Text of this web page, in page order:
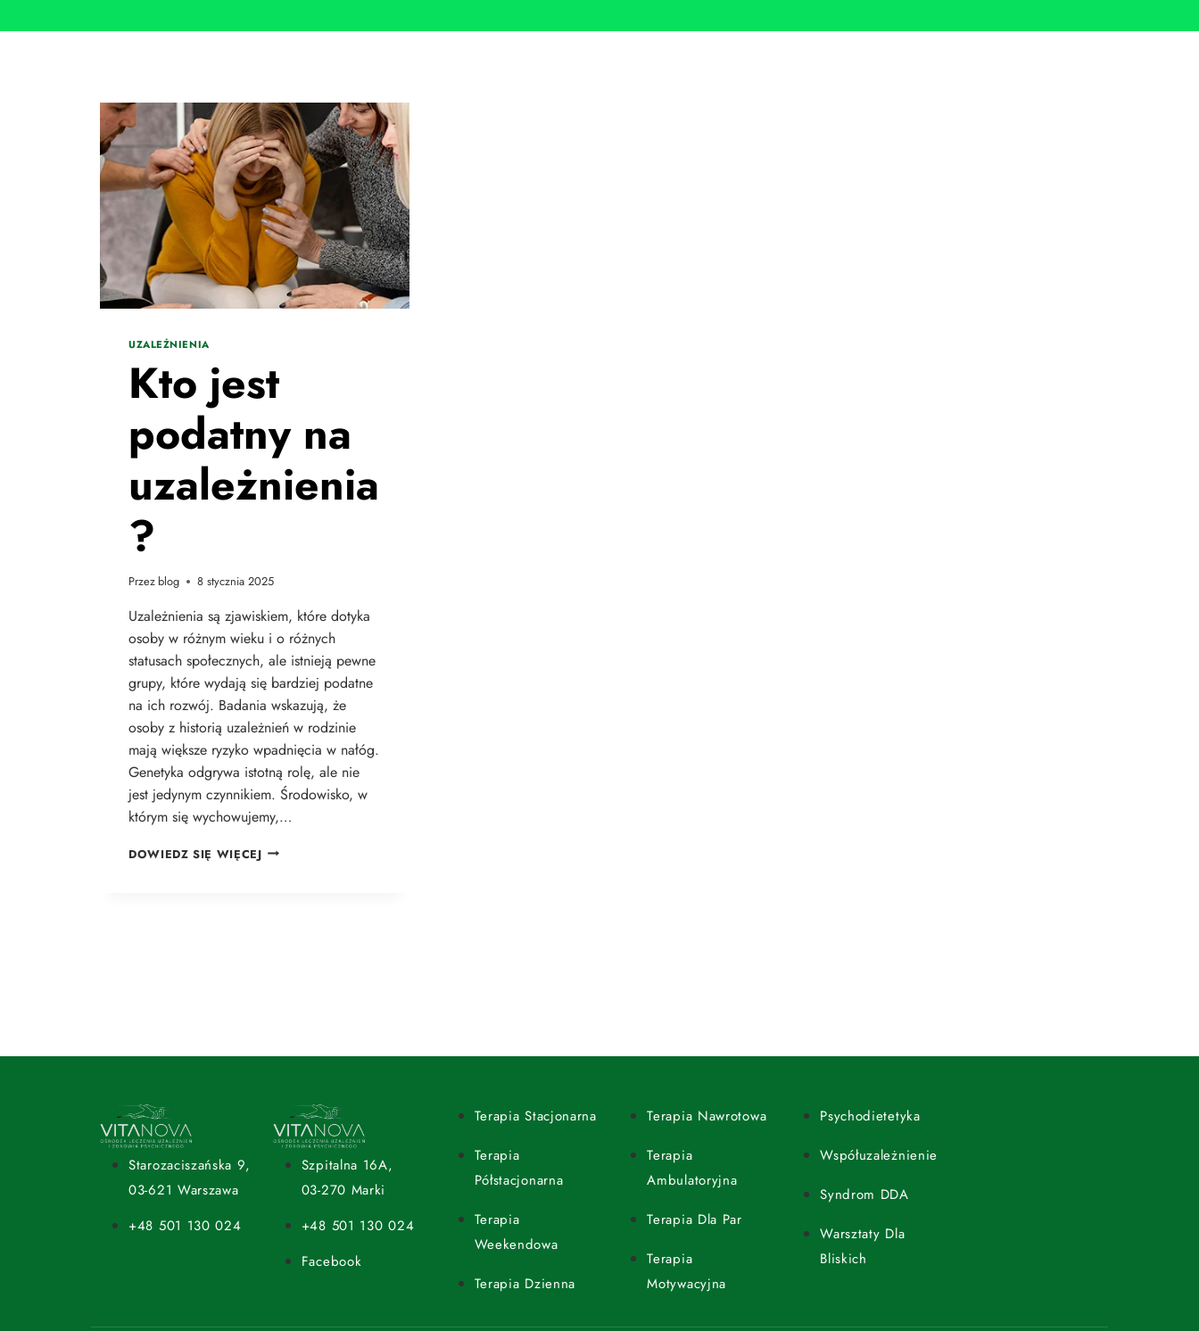
UZALEŻNIENIA
Kto jest
podatny na
uzależnienia
?
Przez blog 8 stycznia 2025
Uzależnienia są zjawiskiem, które dotyka
osoby w różnym wieku i o różnych
statusach społecznych, ale istnieją pewne
grupy, które wydają się bardziej podatne
na ich rozwój. Badania wskazują, że
osoby z historią uzależnień w rodzinie
mają większe ryzyko wpadnięcia w nałóg.
Genetyka odgrywa istotną rolę, ale nie
jest jedynym czynnikiem. Środowisko, w
którym się wychowujemy,…
DOWIEDZ SIĘ WIĘCEJ
Starozaciszańska 9,
03-621 Warszawa
+48 501 130 024
Szpitalna 16A,
03-270 Marki
+48 501 130 024
Facebook
Terapia Stacjonarna
Terapia
Półstacjonarna
Terapia
Weekendowa
Terapia Dzienna
Terapia Nawrotowa
Terapia
Ambulatoryjna
Terapia Dla Par
Terapia
Motywacyjna
Psychodietetyka
Współuzależnienie
Syndrom DDA
Warsztaty Dla
Bliskich